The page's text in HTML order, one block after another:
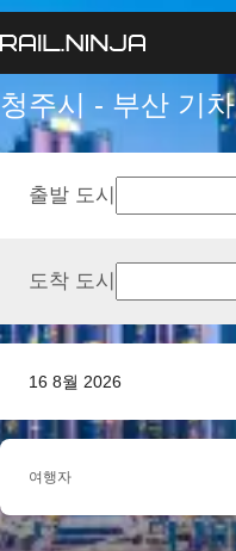
청주시 - 부산 기차
16 8월 2026
출발 도시
도착 도시
여행자